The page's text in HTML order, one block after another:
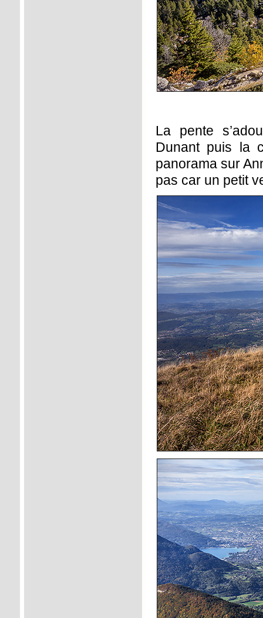
La pente
Dunant puis la
panorama sur
pas car un petit